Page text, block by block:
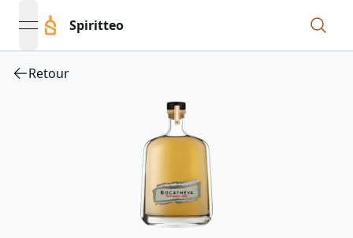
open navigation menu
Spiritteo
Retour